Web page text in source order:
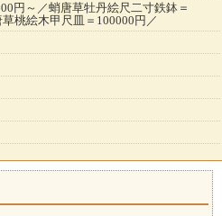
円～／蛸唐草牡丹絵尺二寸鉄鉢＝
桃絵木甲尺皿＝100000円／